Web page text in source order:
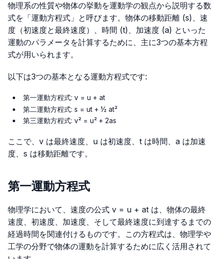
物理系の性質や物体の挙動を運動学の観点から説明する数
式を「運動方程式」と呼びます。物体の移動距離 (s)、速
度（初速度と最終速度）、時間 (t)、加速度 (a) といった
運動のパラメータを計算するために、主に3つの基本方程
式が用いられます。
以下は3つの基本となる運動方程式です:
第一運動方程式:v = u + at
第二運動方程式:s = ut + ½ at²
第三運動方程式:v² = u² + 2as
ここで、v は最終速度、u は初速度、t は時間、a は加速
度、s は移動距離です。
第一運動方程式
物理学において、速度の公式 v = u + at は、物体の最終
速度、初速度、加速度、そして最終速度に到達するまでの
経過時間を関連付けるものです。この方程式は、物理学や
工学の分野で物体の運動を計算するために広く活用されて